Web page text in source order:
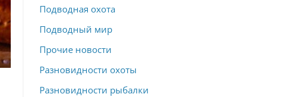
Подводная охота
Подводный мир
Прочие новости
Разновидности охоты
Разновидности рыбалки